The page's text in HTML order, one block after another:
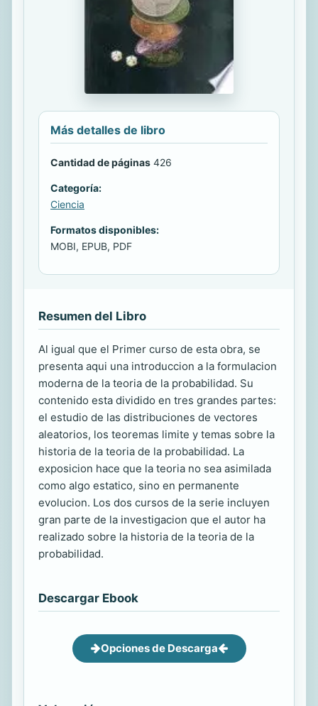
Más detalles de libro
Cantidad de páginas 426
Categoría:
Ciencia
Formatos disponibles:
MOBI, EPUB, PDF
Resumen del Libro
Al igual que el Primer curso de esta obra, se
presenta aqui una introduccion a la formulacion
moderna de la teoria de la probabilidad. Su
contenido esta dividido en tres grandes partes:
el estudio de las distribuciones de vectores
aleatorios, los teoremas limite y temas sobre la
historia de la teoria de la probabilidad. La
exposicion hace que la teoria no sea asimilada
como algo estatico, sino en permanente
evolucion. Los dos cursos de la serie incluyen
gran parte de la investigacion que el autor ha
realizado sobre la historia de la teoria de la
probabilidad.
Descargar Ebook
Opciones de Descarga